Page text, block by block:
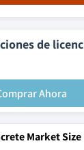
de
Ahora
Market Size